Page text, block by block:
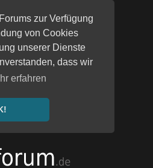
zur Verfügung
von Cookies
unserer Dienste
dass wir
erfahren